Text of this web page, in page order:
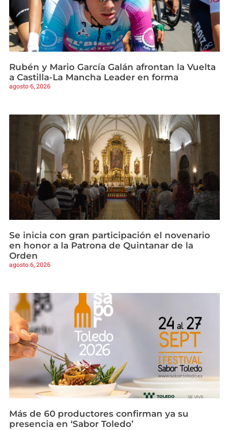
Rubén y Mario García Galán afrontan la Vuelta
a Castilla-La Mancha Leader en forma
agosto 6, 2026
Se inicia con gran participación el novenario
en honor a la Patrona de Quintanar de la
Orden
agosto 6, 2026
Más de 60 productores confirman ya su
presencia en ‘Sabor Toledo’